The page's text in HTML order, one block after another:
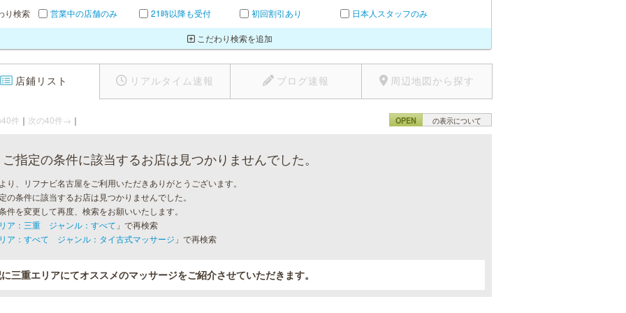
り検索 営業中の店舗のみ 21時以降も受付 初回割引あり 日本人スタッフのみ
こだわり検索を追加
店鋪リスト リアルタイム速報 ブログ速報 周辺地図から探す
件 ｜ 次の40件→ ｜ OPEN の表示について
ご指定の条件に該当するお店は見つかりませんでした。
り、リフナビ名古屋をご利用いただきありがとうございます。
の条件に該当するお店は見つかりませんでした。
件を変更して再度、検索をお願いいたします。
ア：三重 ジャンル：すべて 」で再検索
ア：すべて ジャンル：タイ古式マッサージ 」で再検索
三重エリアにてオススメのマッサージをご紹介させていただきます。